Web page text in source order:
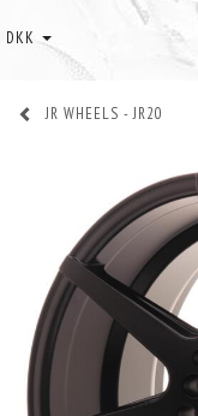
DKK
JR WHEELS - JR20